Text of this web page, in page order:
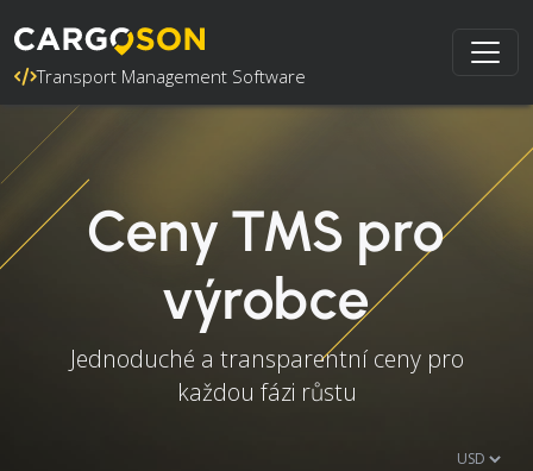
Transport Management Software
Ceny TMS pro
výrobce
Jednoduché a transparentní ceny pro
každou fázi růstu